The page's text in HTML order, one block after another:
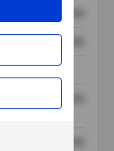
XXXXXXX